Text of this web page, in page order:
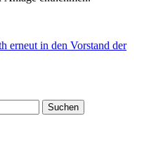
erneut in den Vorstand der